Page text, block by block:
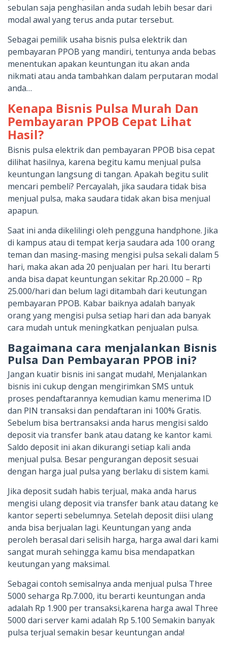
sebulan saja penghasilan anda sudah lebih besar dari
modal awal yang terus anda putar tersebut.
Sebagai pemilik usaha bisnis pulsa elektrik dan
pembayaran PPOB yang mandiri, tentunya anda bebas
menentukan apakan keuntungan itu akan anda
nikmati atau anda tambahkan dalam perputaran modal
anda…
Kenapa Bisnis Pulsa Murah Dan
Pembayaran PPOB Cepat Lihat
Hasil?
Bisnis pulsa elektrik dan pembayaran PPOB bisa cepat
dilihat hasilnya, karena begitu kamu menjual pulsa
keuntungan langsung di tangan. Apakah begitu sulit
mencari pembeli? Percayalah, jika saudara tidak bisa
menjual pulsa, maka saudara tidak akan bisa menjual
apapun.
Saat ini anda dikelilingi oleh pengguna handphone. Jika
di kampus atau di tempat kerja saudara ada 100 orang
teman dan masing-masing mengisi pulsa sekali dalam 5
hari, maka akan ada 20 penjualan per hari. Itu berarti
anda bisa dapat keuntungan sekitar Rp.20.000 – Rp
25.000/hari dan belum lagi ditambah dari keutungan
pembayaran PPOB. Kabar baiknya adalah banyak
orang yang mengisi pulsa setiap hari dan ada banyak
cara mudah untuk meningkatkan penjualan pulsa.
Bagaimana cara menjalankan Bisnis
Pulsa Dan Pembayaran PPOB ini?
Jangan kuatir bisnis ini sangat mudah!, Menjalankan
bisnis ini cukup dengan mengirimkan SMS untuk
proses pendaftarannya kemudian kamu menerima ID
dan PIN transaksi dan pendaftaran ini 100% Gratis.
Sebelum bisa bertransaksi anda harus mengisi saldo
deposit via transfer bank atau datang ke kantor kami.
Saldo deposit ini akan dikurangi setiap kali anda
menjual pulsa. Besar pengurangan deposit sesuai
dengan harga jual pulsa yang berlaku di sistem kami.
Jika deposit sudah habis terjual, maka anda harus
mengisi ulang deposit via transfer bank atau datang ke
kantor seperti sebelumnya. Setelah deposit diisi ulang
anda bisa berjualan lagi. Keuntungan yang anda
peroleh berasal dari selisih harga, harga awal dari kami
sangat murah sehingga kamu bisa mendapatkan
keutungan yang maksimal.
Sebagai contoh semisalnya anda menjual pulsa Three
5000 seharga Rp.7.000, itu berarti keuntungan anda
adalah Rp 1.900 per transaksi,karena harga awal Three
5000 dari server kami adalah Rp 5.100 Semakin banyak
pulsa terjual semakin besar keuntungan anda!